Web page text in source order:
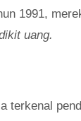
1991,
uang.
terkenal